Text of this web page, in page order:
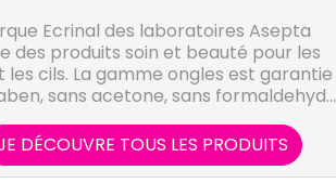
Ecrinal des laboratoires Asepta
des produits soin et beauté pour les
les cils. La gamme ongles est garantie
sans acetone, sans formaldehyde
DÉCOUVRE TOUS LES PRODUITS